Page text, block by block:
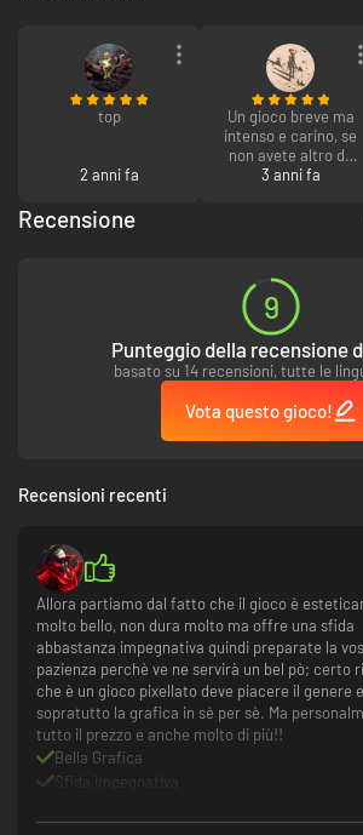
Mentre esplori i vari passaggi labirintici in cerca
incontrerai PNG intriganti, missioni coinvolgenti e
misteri nefasti. Scopri lentamente la verità dietro
loro lunga prigionia...
Perfezione in pixel
Goditi la perfezione della Cittadella consacrata e
meraviglia a 16-bit. Ma non indugiare troppo:
trionfo umano è stato a lungo dimenticato, e
radicato al suo interno.
top
2 anni fa
Un gioco breve ma
intenso e carino, se
non avete altro da
fare o vi piace il
3 anni fa
Recensione
9
Punteggio della recensione
basato su 14 recensioni, tutte le
Vota questo gioco!
Recensioni recenti
Allora partiamo dal fatto che il gioco è
molto bello, non dura molto ma offre una sfida
abbastanza impegnativa quindi preparate la
pazienza perchè ve ne servirà un bel pò; certo
che è un gioco pixellato deve piacere il genere e
sopratutto la grafica in sè per sè. Ma
tutto il prezzo e anche molto di più!!
Bella Grafica
Sfida impegnativa
Dura relativamente poco se rushate i boss